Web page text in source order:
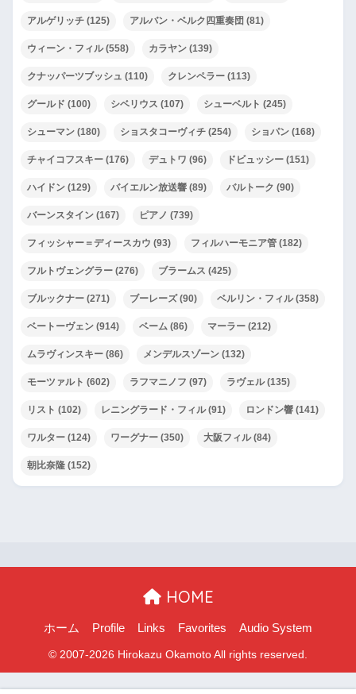
アルゲリッチ (125) アルバン・ベルク四重奏団 (81)
ウィーン・フィル(558) カラヤン (139)
クナッパーツブッシュ (110) クレンペラー (113)
グールド (100) シベリウス (107) シューベルト (245)
シューマン (180) ショスタコーヴィチ (254) ショパン (168)
チャイコフスキー (176) デュトワ (96) ドビュッシー (151)
ハイドン (129) バイエルン放送響 (89) バルトーク (90)
バーンスタイン (167) ピアノ (739)
フィッシャー＝ディースカウ (93) フィルハーモニア管 (182)
フルトヴェングラー (276) ブラームス (425)
ブルックナー (271) ブーレーズ(90) ベルリン・フィル(358)
ベートーヴェン (914) ベーム (86) マーラー (212)
ムラヴィンスキー (86) メンデルスゾーン (132)
モーツァルト (602) ラフマニノフ (97) ラヴェル(135)
リスト (102) レニングラード・フィル(91) ロンドン響 (141)
ワルター (124) ワーグナー (350) 大阪フィル(84)
朝比奈隆 (152)
HOME
ホーム Profile Links Favorites Audio System